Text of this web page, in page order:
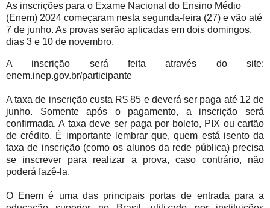
As inscrições para o Exame Nacional do Ensino Médio
(Enem) 2024 começaram nesta segunda-feira (27) e vão até
7 de junho. As provas serão aplicadas em dois domingos,
dias 3 e 10 de novembro.
A inscrição será feita através do site:
enem.inep.gov.br/participante
A taxa de inscrição custa R$ 85 e deverá ser paga até 12 de
junho. Somente após o pagamento, a inscrição será
confirmada. A taxa deve ser paga por boleto, PIX ou cartão
de crédito. É importante lembrar que, quem está isento da
taxa de inscrição (como os alunos da rede pública) precisa
se inscrever para realizar a prova, caso contrário, não
poderá fazê-la.
O Enem é uma das principais portas de entrada para a